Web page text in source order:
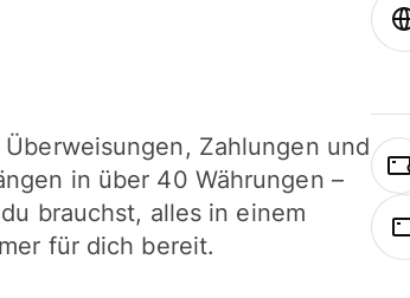
Zahlungen und
in über 40 Währungen –
brauchst, alles in einem
für dich bereit.